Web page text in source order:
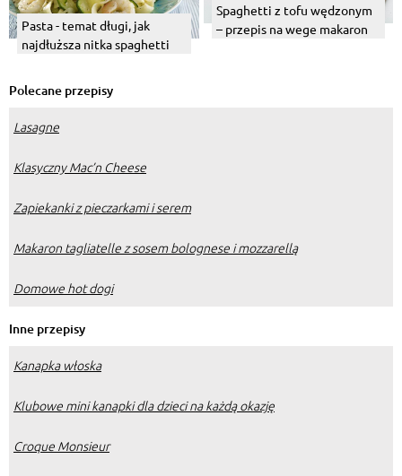
Pasta - temat długi, jak
najdłuższa nitka spaghetti
Spaghetti z tofu wędzonym
– przepis na wege makaron
Polecane przepisy
Lasagne
Klasyczny Mac’n Cheese
Zapiekanki z pieczarkami i serem
Makaron tagliatelle z sosem bolognese i mozzarellą
Domowe hot dogi
Inne przepisy
Kanapka włoska
Klubowe mini kanapki dla dzieci na każdą okazję
Croque Monsieur